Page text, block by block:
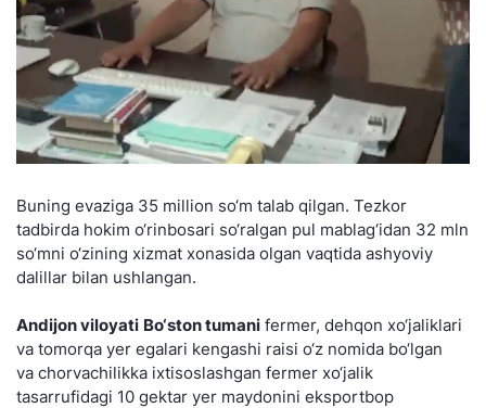
Buning evaziga 35 million so‘m talab qilgan. Tezkor
tadbirda hokim o‘rinbosari so‘ralgan pul mablag‘idan 32 mln
so‘mni o‘zining xizmat xonasida olgan vaqtida ashyoviy
dalillar bilan ushlangan.
Andijon viloyati Bo‘ston tumani fermer, dehqon xo‘jaliklari
va tomorqa yer egalari kengashi raisi o‘z nomida bo‘lgan
va chorvachilikka ixtisoslashgan fermer xo‘jalik
tasarrufidagi 10 gektar yer maydonini eksportbop